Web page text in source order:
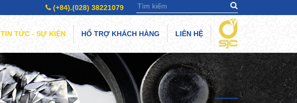
(+84).(028) 38221079
TIN TỨC - SỰ KIỆN HỔ TRỢ KHÁCH HÀNG LIÊN HỆ